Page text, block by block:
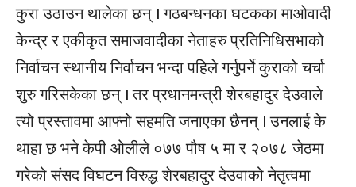
कुरा उठाउन थालेका छन् । गठबन्धनका घटकका माओवादी
केन्द्र र एकीकृत समाजवादीका नेताहरु प्रतिनिधिसभाको
निर्वाचन स्थानीय निर्वाचन भन्दा पहिले गर्नुपर्ने कुराको चर्चा
शुरु गरिसकेका छन् । तर प्रधानमन्त्री शेरबहादुर देउवाले
त्यो प्रस्तावमा आफ्नो सहमति जनाएका छैनन् । उनलाई के
थाहा छ भने केपी ओलीले ०७७ पौष ५ मा र २०७८ जेठमा
गरेको संसद विघटन विरुद्ध शेरबहादुर देउवाको नेतृत्वमा